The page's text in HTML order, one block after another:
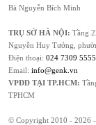
Bà Nguyễn Bích Minh
TRỤ SỞ HÀ NỘI: Tầng
Nguyễn Huy Tưởng,
Điện thoại: 024 7309 5555
Email: info@genk.vn
VPĐD TẠI TP.HCM:
TPHCM
© Copyright 2010 - 2026